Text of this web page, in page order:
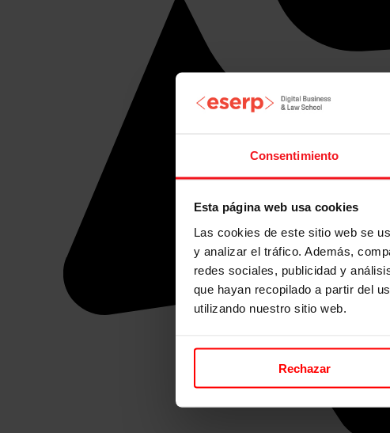
Consentimiento
Esta página web usa cookies
Las cookies de este sitio web se
y analizar el tráfico. Además,
redes sociales, publicidad y
que hayan recopilado a partir del
utilizando nuestro sitio web.
Rechazar